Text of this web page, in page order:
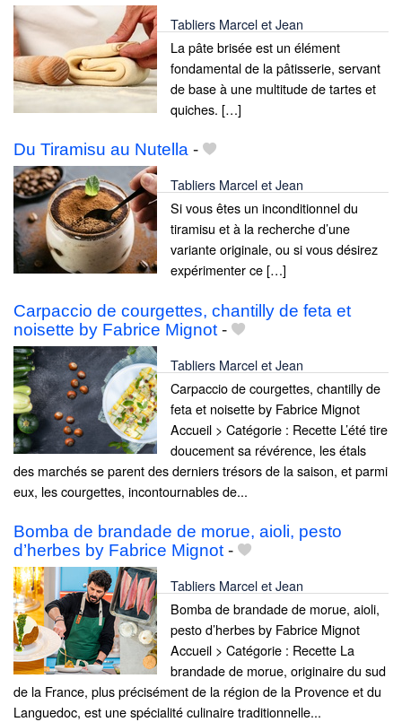
Tabliers Marcel et Jean
La pâte brisée est un élément
fondamental de la pâtisserie, servant
de base à une multitude de tartes et
quiches. […]
Du Tiramisu au Nutella -
Tabliers Marcel et Jean
Si vous êtes un inconditionnel du
tiramisu et à la recherche d’une
variante originale, ou si vous désirez
expérimenter ce […]
Carpaccio de courgettes, chantilly de feta et
noisette by Fabrice Mignot -
Tabliers Marcel et Jean
Carpaccio de courgettes, chantilly de
feta et noisette by Fabrice Mignot
Accueil > Catégorie : Recette L’été tire
doucement sa révérence, les étals
des marchés se parent des derniers trésors de la saison, et parmi
eux, les courgettes, incontournables de...
Bomba de brandade de morue, aioli, pesto
d’herbes by Fabrice Mignot -
Tabliers Marcel et Jean
Bomba de brandade de morue, aioli,
pesto d’herbes by Fabrice Mignot
Accueil > Catégorie : Recette La
brandade de morue, originaire du sud
de la France, plus précisément de la région de la Provence et du
Languedoc, est une spécialité culinaire traditionnelle...